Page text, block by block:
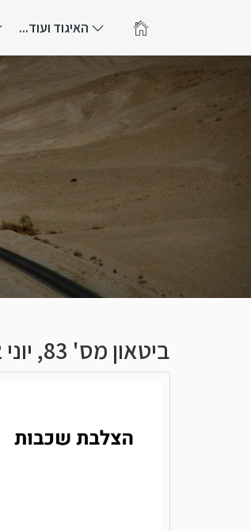
האיגוד ועוד...
ביטאון מס' 83, יוני 2022